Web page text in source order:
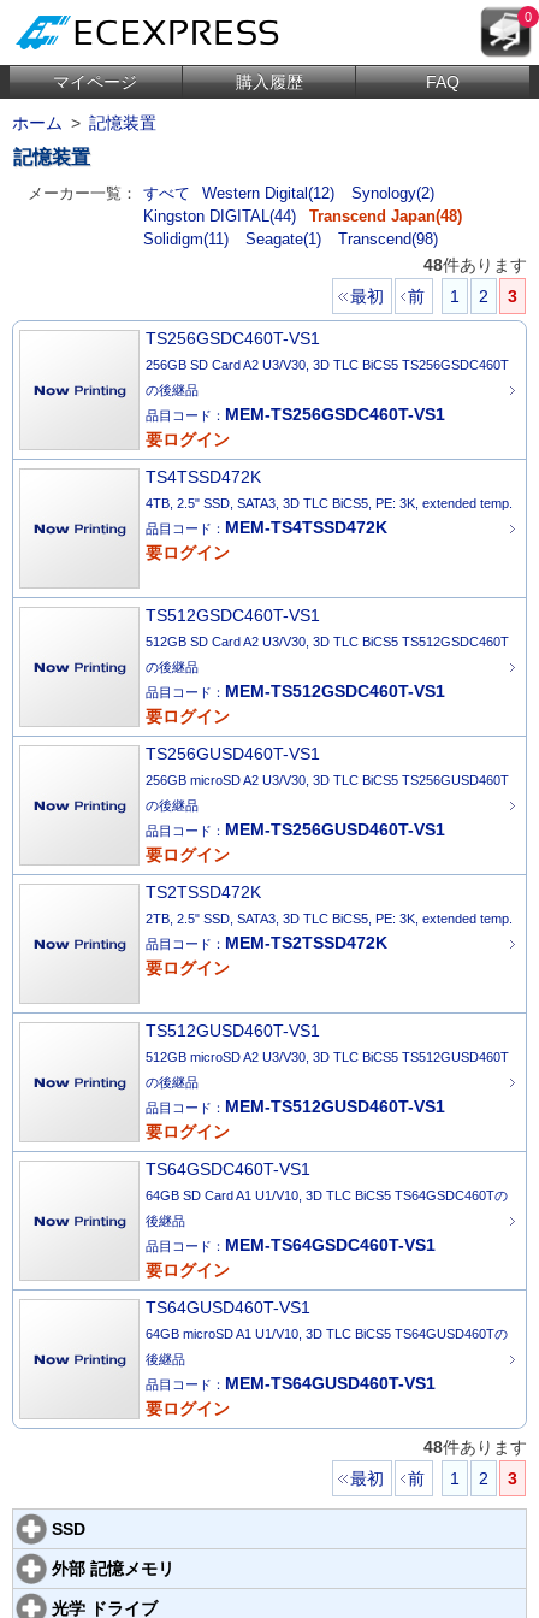
0
マイページ 購入履歴 FAQ
ホーム > 記憶装置
記憶装置
メーカー一覧： すべて Western Digital(12)
Synology(2)
Kingston DIGITAL(44)
Transcend Japan(48)
Solidigm(11)
Seagate(1) Transcend(98)
48件あります
最初
前 1 2 3
TS256GSDC460T-VS1
256GB SD Card A2 U3/V30, 3D TLC BiCS5 TS256GSDC460T
の後継品
品目コード： MEM-TS256GSDC460T-VS1
要ログイン
TS4TSSD472K
4TB, 2.5" SSD, SATA3, 3D TLC BiCS5, PE: 3K, extended temp.
品目コード： MEM-TS4TSSD472K
要ログイン
TS512GSDC460T-VS1
512GB SD Card A2 U3/V30, 3D TLC BiCS5 TS512GSDC460T
の後継品
品目コード： MEM-TS512GSDC460T-VS1
要ログイン
TS256GUSD460T-VS1
256GB microSD A2 U3/V30, 3D TLC BiCS5 TS256GUSD460T
の後継品
品目コード： MEM-TS256GUSD460T-VS1
要ログイン
TS2TSSD472K
2TB, 2.5" SSD, SATA3, 3D TLC BiCS5, PE: 3K, extended temp.
品目コード： MEM-TS2TSSD472K
要ログイン
TS512GUSD460T-VS1
512GB microSD A2 U3/V30, 3D TLC BiCS5 TS512GUSD460T
の後継品
品目コード： MEM-TS512GUSD460T-VS1
要ログイン
TS64GSDC460T-VS1
64GB SD Card A1 U1/V10, 3D TLC BiCS5 TS64GSDC460Tの
後継品
品目コード： MEM-TS64GSDC460T-VS1
要ログイン
TS64GUSD460T-VS1
64GB microSD A1 U1/V10, 3D TLC BiCS5 TS64GUSD460Tの
後継品
品目コード： MEM-TS64GUSD460T-VS1
要ログイン
48件あります
最初
前 1 2 3
SSD
外部 記憶メモリ
光学 ドライブ